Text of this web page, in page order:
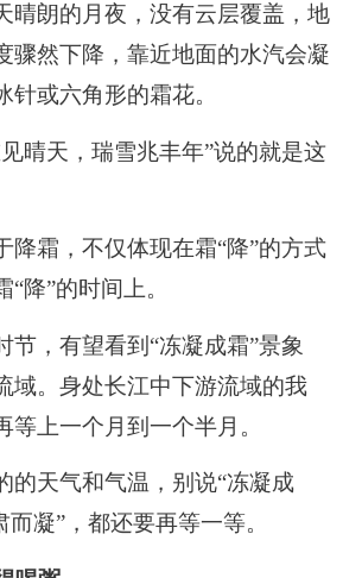
晴朗的月夜，没有云层覆盖，地
骤然下降，靠近地面的水汽会凝
针或六角形的霜花。
晴天，瑞雪兆丰年”说的就是这
降霜，不仅体现在霜“降”的方式
降”的时间上。
节，有望看到“冻凝成霜”景象
域。身处长江中下游流域的我
等上一个月到一个半月。
的天气和气温，别说“冻凝成
而凝”，都还要再等一等。